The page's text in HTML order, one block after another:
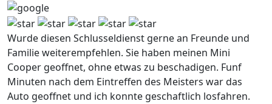
Wurde diesen Schlusseldienst gerne an Freunde und
Familie weiterempfehlen. Sie haben meinen Mini
Cooper geoffnet, ohne etwas zu beschadigen. Funf
Minuten nach dem Eintreffen des Meisters war das
Auto geoffnet und ich konnte geschaftlich losfahren.